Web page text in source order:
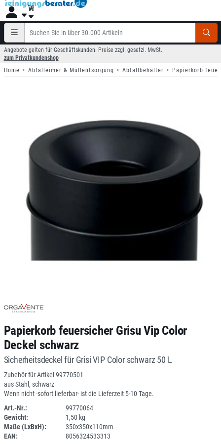
Angebote gelten für Geschäftskunden. Preise zzgl. gesetzl. MwSt.
zum Privatkundenshop
Home
Abfalleimer & Müllentsorgung Abfallbehälter Papierkorb
Papierkorb feuersicher Grisu Vip Color
Deckel schwarz
Sicherheitsdeckel für Grisi VIP Color schwarz 50 L
Zubehör für Artikel 99770501
aus Stahl, schwarz
Wenn nicht -sofort lieferbar- ist die Lieferzeit 5-10 Tage.
Art.-Nr.:
99770064
Gewicht:
1,50 kg
Maße (LxBxH):
350x350x110mm
EAN:
8056324533313